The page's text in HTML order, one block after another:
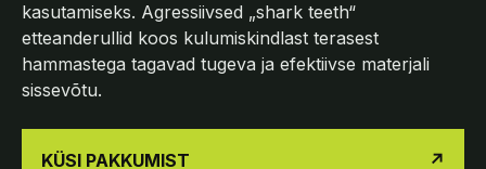
kasutamiseks. Agressiivsed „shark teeth“
etteanderullid koos kulumiskindlast terasest
hammastega tagavad tugeva ja efektiivse materjali
sissevõtu.
KÜSI PAKKUMIST ↗